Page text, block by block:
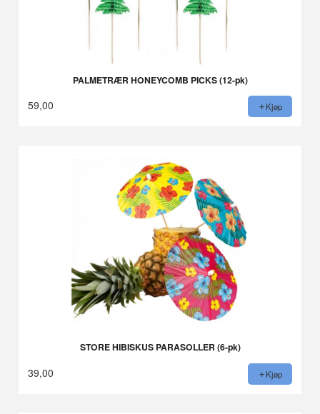
PALMETRÆR HONEYCOMB PICKS (12-pk)
59,00 Kjøp
STORE HIBISKUS PARASOLLER (6-pk)
39,00 Kjøp